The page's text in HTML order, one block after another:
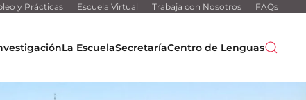
y Prácticas Escuela Virtual Trabaja con Nosotros FAQs
La EscuelaSecretaríaCentro de Lenguas